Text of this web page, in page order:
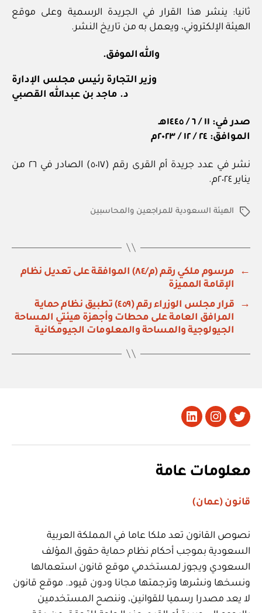
ثانيا: ينشر هذا القرار في الجريدة الرسمية وعلى موقع
الهيئة الإلكتروني، ويعمل به من تاريخ النشر.
والله الموفق.
وزير التجارة رئيس مجلس الإدارة
د. ماجد بن عبدالله القصبي
صدر في: ١١ / ٦ / ١٤٤٥هـ
الموافق: ٢٤ / ١٢ / ٢٠٢٣م
نشر في عدد جريدة أم القرى رقم (٥٠١٧) الصادر في ٢٦ من
يناير ٢٠٢٤م.
الوسومالهيئة السعودية للمراجعين والمحاسبين
←
مرسوم ملكي رقم (م/٨٤) الموافقة على تعديل نظام
الإقامة المميزة
→
قرار مجلس الوزراء رقم (٤٥٩) تطبيق نظام حماية
المرافق العامة على محطات وأجهزة هيئتي المساحة
الجيولوجية والمساحة والمعلومات الجيومكانية
تويتر Instagram
LinkedIn
معلومات عامة
قانون (عمان)
نصوص القانون تعد ملكا عاما في المملكة العربية
السعودية بموجب أحكام نظام حماية حقوق المؤلف
السعودي ويجوز لمستخدمي موقع قانون استعمالها
ونسخها ونشرها وترجمتها مجانا ودون قيود. موقع قانون
لا يعد مصدرا رسميا للقوانين، وننصح المستخدمين